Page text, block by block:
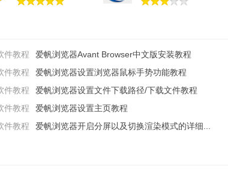
件教程
爱帆浏览器Avant Browser中文版安装教程
件教程
爱帆浏览器设置浏览器鼠标手势功能教程
件教程
爱帆浏览器设置文件下载路径/下载文件教程
件教程
爱帆浏览器设置主页教程
件教程 爱帆浏览器开启分屏以及切换渲染模式的详细...